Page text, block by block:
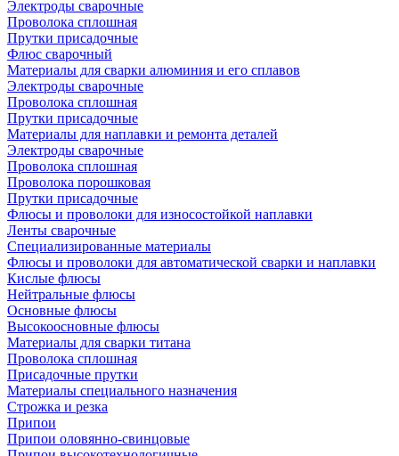
Электроды сварочные
Проволока сплошная
Прутки присадочные
Флюс сварочный
Материалы для сварки алюминия и его сплавов
Электроды сварочные
Проволока сплошная
Прутки присадочные
Материалы для наплавки и ремонта деталей
Электроды сварочные
Проволока сплошная
Проволока порошковая
Прутки присадочные
Флюсы и проволоки для износостойкой наплавки
Ленты сварочные
Специализированные материалы
Флюсы и проволоки для автоматической сварки и наплавки
Кислые флюсы
Нейтральные флюсы
Основные флюсы
Высокоосновные флюсы
Материалы для сварки титана
Проволока сплошная
Присадочные прутки
Материалы специального назначения
Строжка и резка
Припои
Припои оловянно-свинцовые